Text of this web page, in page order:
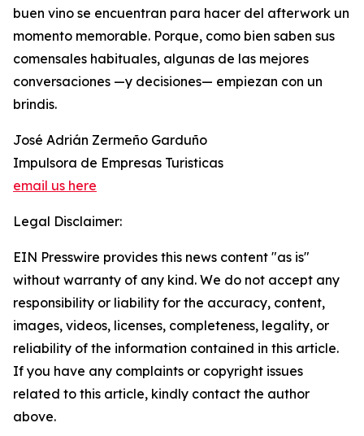
buen vino se encuentran para hacer del afterwork un
momento memorable. Porque, como bien saben sus
comensales habituales, algunas de las mejores
conversaciones —y decisiones— empiezan con un
brindis.
José Adrián Zermeño Garduño
Impulsora de Empresas Turisticas
email us here
Legal Disclaimer:
EIN Presswire provides this news content "as is"
without warranty of any kind. We do not accept any
responsibility or liability for the accuracy, content,
images, videos, licenses, completeness, legality, or
reliability of the information contained in this article.
If you have any complaints or copyright issues
related to this article, kindly contact the author
above.